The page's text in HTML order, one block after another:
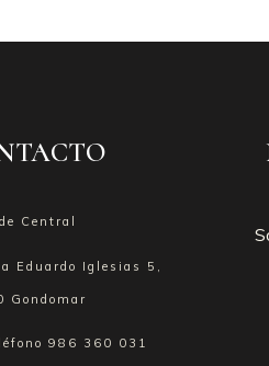
Central
Eduardo Iglesias 5,
Gondomar
986 360 031